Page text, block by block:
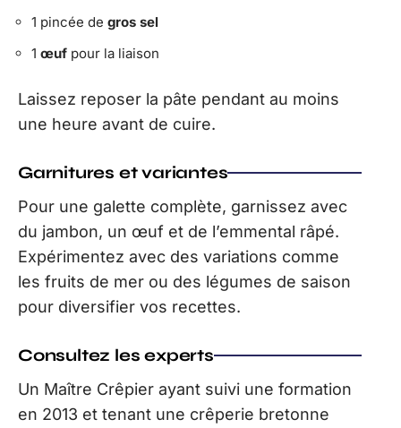
1 pincée de gros sel
1 œuf pour la liaison
Laissez reposer la pâte pendant au moins
une heure avant de cuire.
Garnitures et variantes
Pour une galette complète, garnissez avec
du jambon, un œuf et de l’emmental râpé.
Expérimentez avec des variations comme
les fruits de mer ou des légumes de saison
pour diversifier vos recettes.
Consultez les experts
Un Maître Crêpier ayant suivi une formation
en 2013 et tenant une crêperie bretonne